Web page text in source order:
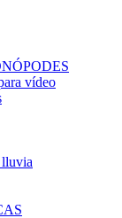
vídeo
lluvia